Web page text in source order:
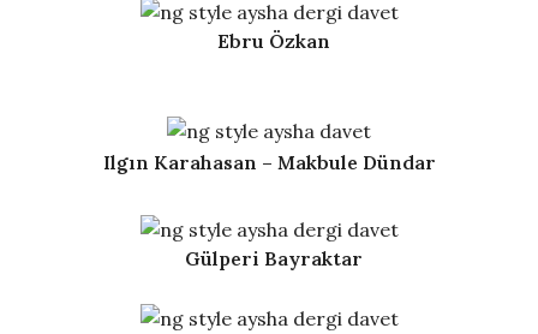
Ebru Özkan
Ilgın Karahasan – Makbule Dündar
Gülperi Bayraktar